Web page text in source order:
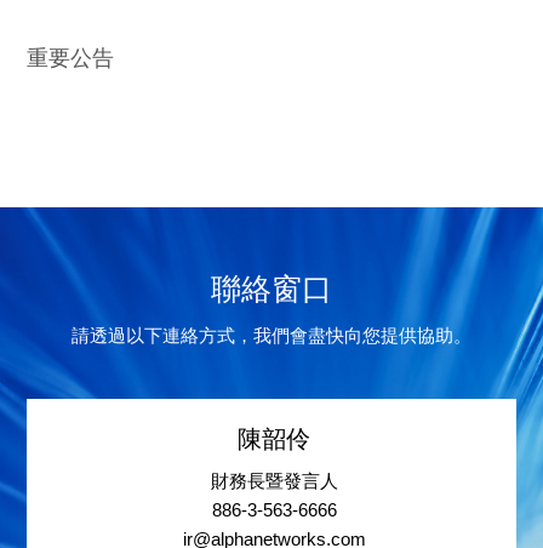
重要公告
聯絡窗口
請透過以下連絡方式，我們會盡快向您提供協助。
陳韶伶
財務長暨發言人
886-3-563-6666
ir@alphanetworks.com